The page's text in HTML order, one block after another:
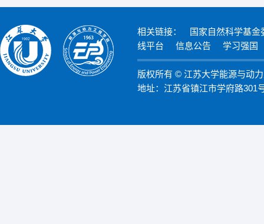
相关链接：
国家自然科学基金
线平台
信息公告 学习强国
版权所有 © 江苏大学能源与动
地址：江苏省镇江市学府路301